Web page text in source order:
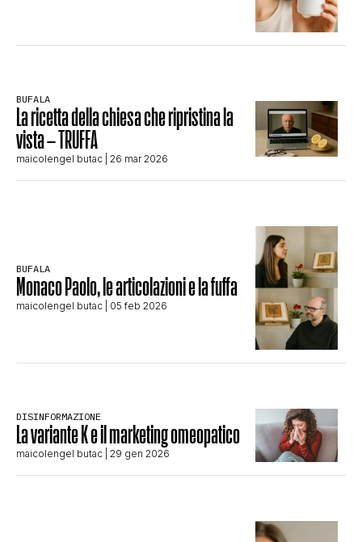
STORIA E CITAZIONI
INTRATTENIMENTO
EDITORIALI
CONTATTI
BUFALA
La ricetta della chiesa che ripristina la
vista – TRUFFA
maicolengel butac | 26 mar 2026
BUFALA
Monaco Paolo, le articolazioni e la fuffa
maicolengel butac | 05 feb 2026
DISINFORMAZIONE
La variante K e il marketing omeopatico
maicolengel butac | 29 gen 2026